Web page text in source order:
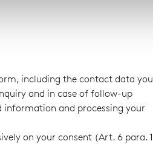
including the contact data you
and in case of follow-up
information and processing your
on your consent (Art. 6 para. 1